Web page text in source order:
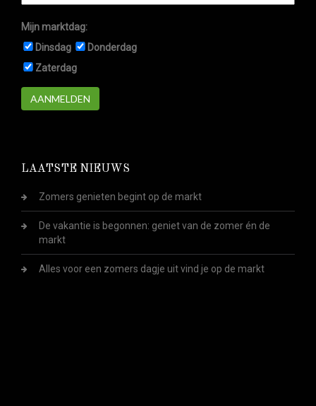
Mijn marktdag:
Dinsdag
Donderdag
Zaterdag
AANMELDEN
LAATSTE NIEUWS
Zomers genieten begint op de markt
De vakantie is begonnen: geniet van de zomer én de
markt
Alles voor een zomers dagje uit vind je op de markt